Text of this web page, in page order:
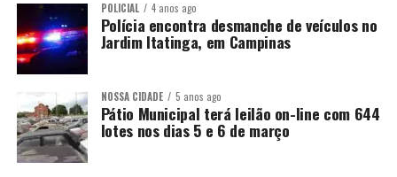
POLICIAL 4 anos ago
Polícia encontra desmanche de veículos no
Jardim Itatinga, em Campinas
NOSSA CIDADE 5 anos ago
Pátio Municipal terá leilão on-line com 644
lotes nos dias 5 e 6 de março